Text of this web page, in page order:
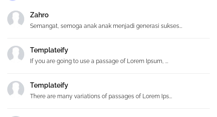
Zahro
Semangat, semoga anak anak menjadi generasi sukses...
Templateify
If you are going to use a passage of Lorem Ipsum, ...
Templateify
There are many variations of passages of Lorem Ips...